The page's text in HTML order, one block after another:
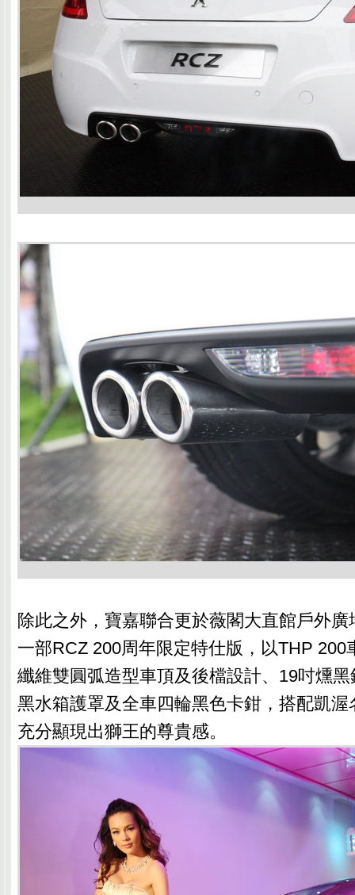
除此之外，寶嘉聯合更於薇閣大直館戶外
一部RCZ 200周年限定特仕版，以THP 200
纖維雙圓弧造型車頂及後檔設計、19吋燻
黑水箱護罩及全車四輪黑色卡鉗，搭配凱
充分顯現出獅王的尊貴感。